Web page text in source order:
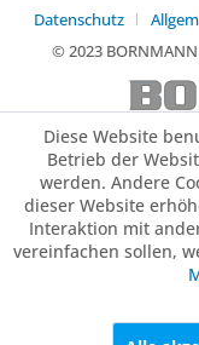
Datenschutz
© 2023
Diese Website
Betrieb der
werden. Andere
dieser Website
Interaktion mit
vereinfachen sollen,